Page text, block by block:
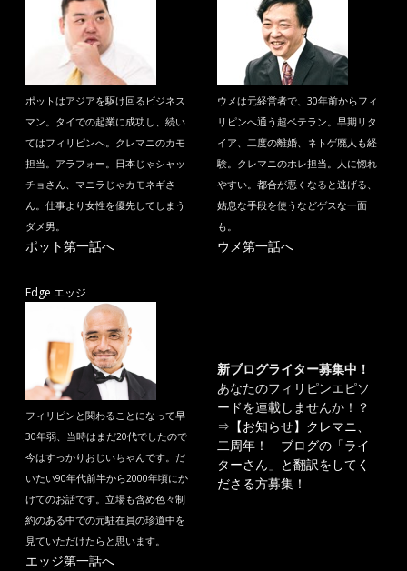
ポットはアジアを駆け回るビジネス
マン。タイでの起業に成功し、続い
てはフィリピンへ。クレマニのカモ
担当。アラフォー。日本じゃシャッ
チョさん、マニラじゃカモネギさ
ん。仕事より女性を優先してしまう
ダメ男。
ポット第一話へ
ウメは元経営者で、30年前からフィ
リピンへ通う超ベテラン。早期リタ
イア、二度の離婚、ネトゲ廃人も経
験。クレマニのホレ担当。人に惚れ
やすい。都合が悪くなると逃げる、
姑息な手段を使うなどゲスな一面
も。
ウメ第一話へ
Edge エッジ
フィリピンと関わることになって早
30年弱、当時はまだ20代でしたので
今はすっかりおじいちゃんです。だ
いたい90年代前半から2000年頃にか
けてのお話です。立場も含め色々制
約のある中での元駐在員の珍道中を
見ていただけたらと思います。
エッジ第一話へ
新ブログライター募集中！
あなたのフィリピンエピソ
ードを連載しませんか！？
⇒ 【お知らせ】クレマニ、
二周年！ ブログの「ライ
ターさん」と翻訳をしてく
ださる方募集！